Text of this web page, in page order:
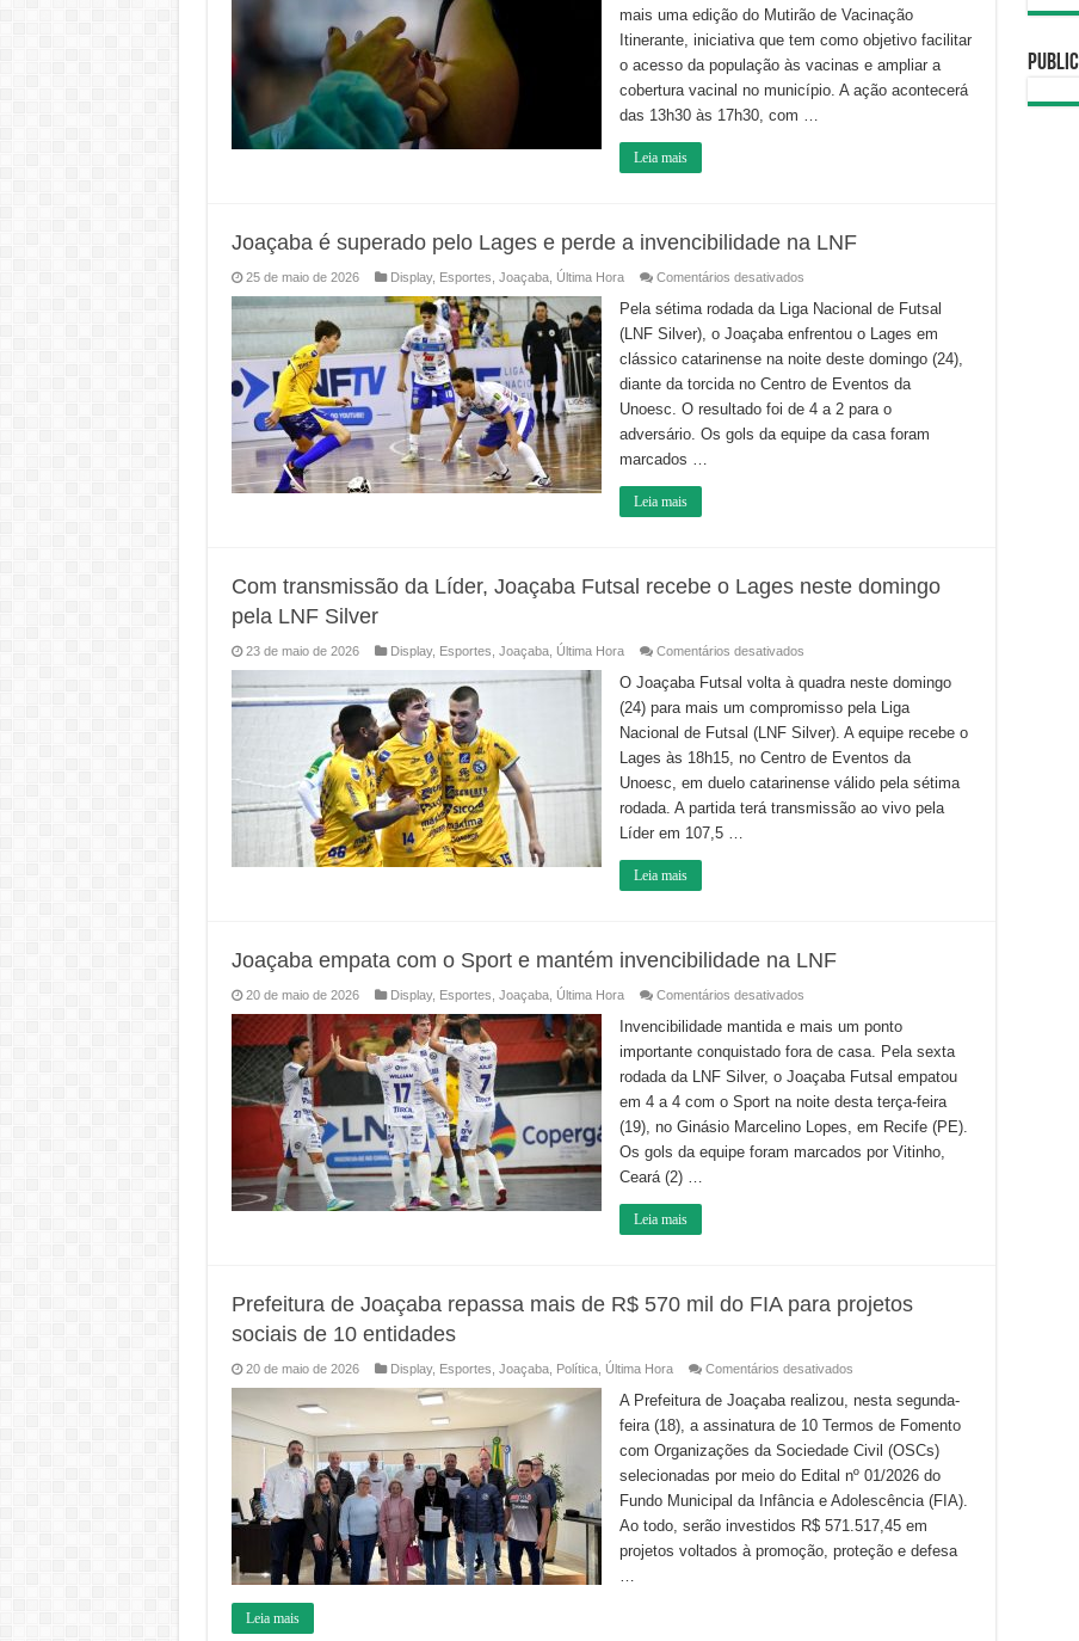
imunização
bairros
João
Pires
e
Vila
mais uma edição do Mutirão de Vacinação
Itinerante, iniciativa que tem como objetivo facilitar
o acesso da população às vacinas e ampliar a
cobertura vacinal no município. A ação acontecerá
das 13h30 às 17h30, com …
Leia mais
Joaçaba é superado pelo Lages e perde a invencibilidade na LNF
25 de maio de 2026 Display, Esportes Joaçaba, Última Hora Comentários desativadosem
é
superado
pelo
e
perde
a
invencibilidade
na
LNF
Pela sétima rodada da Liga Nacional de Futsal
(LNF Silver), o Joaçaba enfrentou o Lages em
clássico catarinense na noite deste domingo (24),
diante da torcida no Centro de Eventos da
Unoesc. O resultado foi de 4 a 2 para o
adversário. Os gols da equipe da casa foram
marcados …
Leia mais
Com transmissão da Líder, Joaçaba Futsal recebe o Lages neste domingo
pela LNF Silver
23 de maio de 2026 Display, Esportes Joaçaba, Última Hora Comentários desativadosem
transmissão
da
Líder,
Joaçaba
Futsal
recebe
o
Lages
neste
domingo
O Joaçaba Futsal volta à quadra neste domingo
(24) para mais um compromisso pela Liga
Nacional de Futsal (LNF Silver). A equipe recebe o
Lages às 18h15, no Centro de Eventos da
Unoesc, em duelo catarinense válido pela sétima
rodada. A partida terá transmissão ao vivo pela
Líder em 107,5 …
Leia mais
Joaçaba empata com o Sport e mantém invencibilidade na LNF
20 de maio de 2026 Display, Esportes Joaçaba, Última Hora Comentários desativadosem
empata
com
o
e
mantém
invencibilidade
na
LNF
Invencibilidade mantida e mais um ponto
importante conquistado fora de casa. Pela sexta
rodada da LNF Silver, o Joaçaba Futsal empatou
em 4 a 4 com o Sport na noite desta terça-feira
(19), no Ginásio Marcelino Lopes, em Recife (PE).
Os gols da equipe foram marcados por Vitinho,
Ceará (2) …
Leia mais
Prefeitura de Joaçaba repassa mais de R$ 570 mil do FIA para projetos
sociais de 10 entidades
20 de maio de 2026 Display, Esportes Joaçaba, Política, Última Hora Comentários desativadosem
de
Joaçaba
repassa
de
R$
570
mil
do
FIA
projetos
A Prefeitura de Joaçaba realizou, nesta segunda-
feira (18), a assinatura de 10 Termos de Fomento
com Organizações da Sociedade Civil (OSCs)
selecionadas por meio do Edital nº 01/2026 do
Fundo Municipal da Infância e Adolescência (FIA).
Ao todo, serão investidos R$ 571.517,45 em
projetos voltados à promoção, proteção e defesa
…
Leia mais